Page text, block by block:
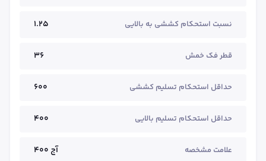
نسبت استحکام کششی به بالایی 1.25
قطر فک خمش 36
حداقل استحکام تسلیم کششی 600
حداقل استحکام تسلیم بالایی 400
علامت مشخصه آج ۴۰۰